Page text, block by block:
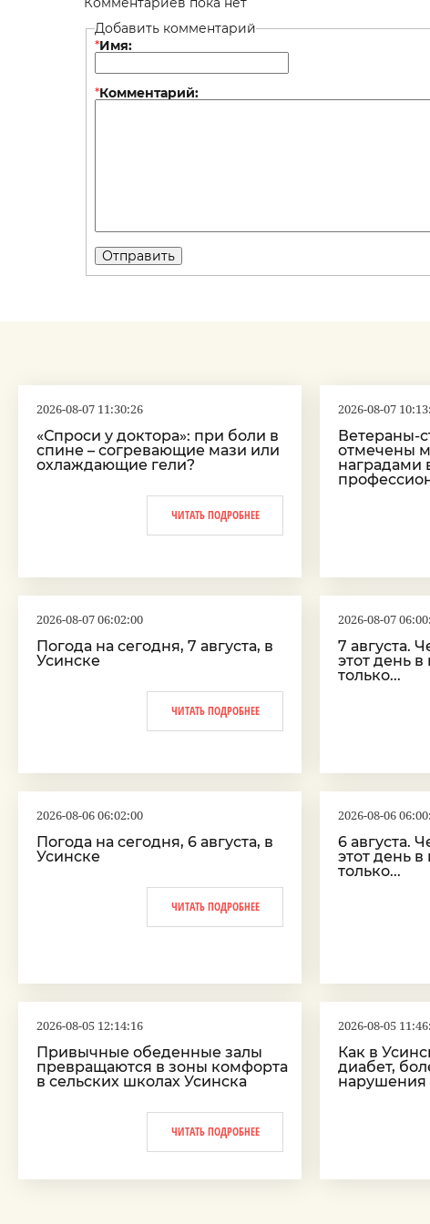
Добавить комментарий
*Имя:
*Комментарий:
2026-08-07 11:30:26
«Спроси у доктора»: при боли в
спине – согревающие мази или
охлаждающие гели?
ЧИТАТЬ ПОДРОБНЕЕ
2026-08-07
Ветераны-
отмечены
наградами
2026-08-07 06:02:00
Погода на сегодня, 7 августа, в
Усинске
ЧИТАТЬ ПОДРОБНЕЕ
2026-08-07
7 августа.
этот день
только...
2026-08-06 06:02:00
Погода на сегодня, 6 августа, в
Усинске
ЧИТАТЬ ПОДРОБНЕЕ
2026-08-06
6 августа.
этот день
только...
2026-08-05 12:14:16
Привычные обеденные залы
превращаются в зоны комфорта
в сельских школах Усинска
ЧИТАТЬ ПОДРОБНЕЕ
2026-08-05
Как в
диабет,
нарушения